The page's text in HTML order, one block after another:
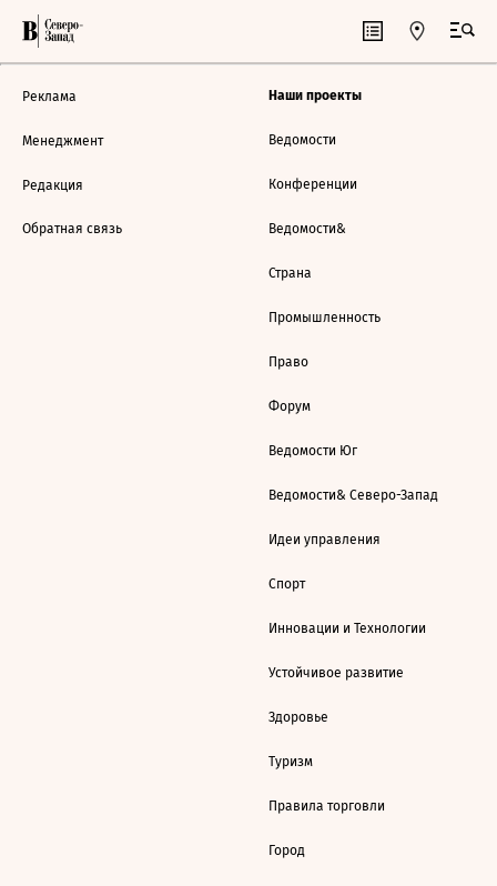
Реклама
Менеджмент
Редакция
Обратная связь
Наши проекты
Ведомости
Конференции
Ведомости&
Страна
Промышленность
Право
Форум
Ведомости Юг
Ведомости& Северо-Запад
Идеи управления
Спорт
Инновации и Технологии
Устойчивое развитие
Здоровье
Туризм
Правила торговли
Город